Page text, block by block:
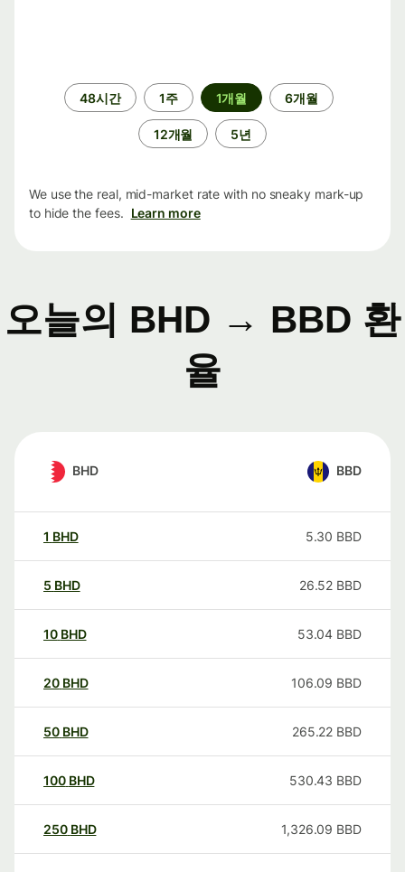
48시간 1주 1개월 6개월
12개월 5년
We use the real, mid-market rate with no sneaky mark-up
to hide the fees. Learn more
오늘의 BHD → BBD 환
율
BHD BBD
1 BHD 5.30 BBD
5 BHD 26.52 BBD
10 BHD 53.04 BBD
20 BHD 106.09 BBD
50 BHD 265.22 BBD
100 BHD 530.43 BBD
250 BHD 1,326.09 BBD